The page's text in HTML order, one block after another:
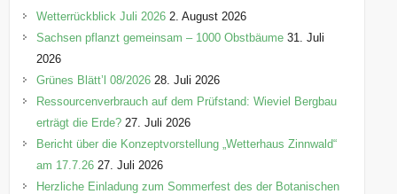
o
r
e
n
Wetterrückblick Juli 2026 2. August 2026
Sachsen pflanzt gemeinsam – 1000 Obstbäume 31. Juli
2026
Grünes Blätt’l 08/2026 28. Juli 2026
Ressourcenverbrauch auf dem Prüfstand: Wieviel Bergbau
erträgt die Erde? 27. Juli 2026
Bericht über die Konzeptvorstellung „Wetterhaus Zinnwald“
am 17.7.26 27. Juli 2026
Herzliche Einladung zum Sommerfest des der Botanischen